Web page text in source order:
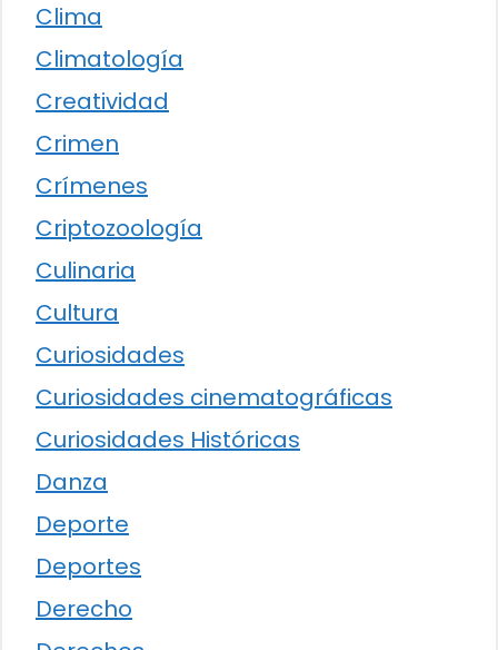
Clima
Climatología
Creatividad
Crimen
Crímenes
Criptozoología
Culinaria
Cultura
Curiosidades
Curiosidades cinematográficas
Curiosidades Históricas
Danza
Deporte
Deportes
Derecho